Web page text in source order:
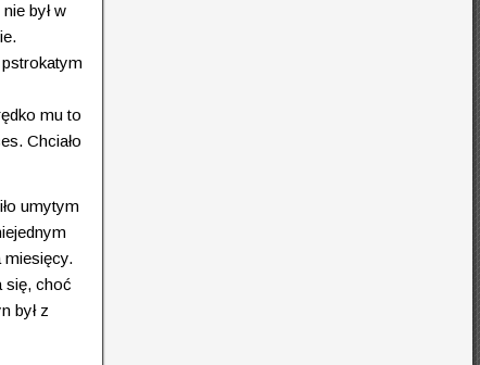
był w
mu to
Chciało
umytym
miesięcy.
się, choć
był z